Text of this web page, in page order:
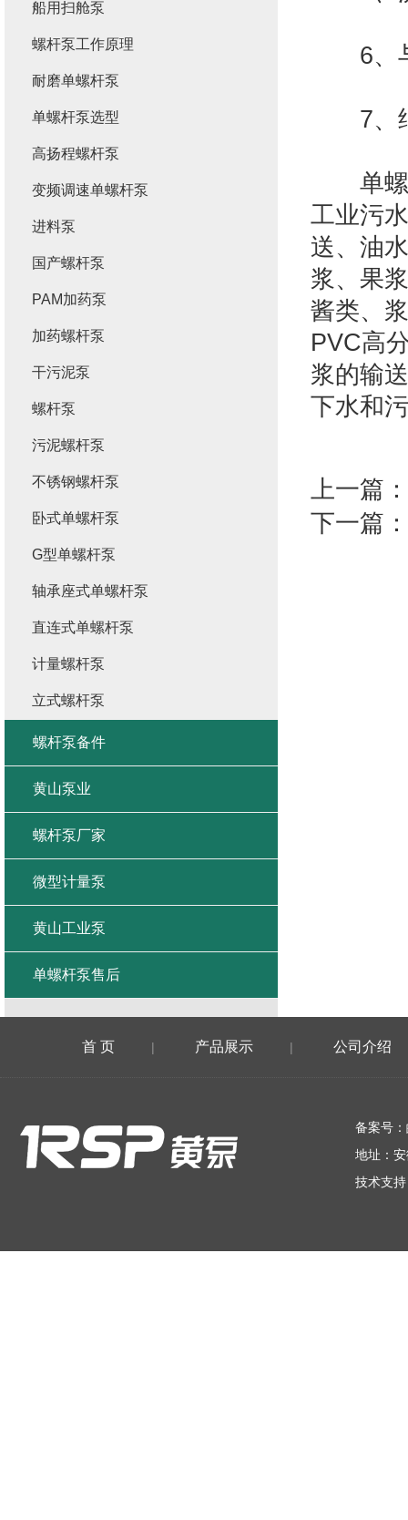
6、与
7、结
单螺
工业污
送、油
浆、果
酱类、
PVC高
浆的输
下水和
上一篇：
下一篇：
船用扫舱泵
螺杆泵工作原理
耐磨单螺杆泵
单螺杆泵选型
高扬程螺杆泵
变频调速单螺杆泵
进料泵
国产螺杆泵
PAM加药泵
加药螺杆泵
干污泥泵
螺杆泵
污泥螺杆泵
不锈钢螺杆泵
卧式单螺杆泵
G型单螺杆泵
轴承座式单螺杆泵
直连式单螺杆泵
计量螺杆泵
立式螺杆泵
螺杆泵备件
黄山泵业
螺杆泵厂家
微型计量泵
黄山工业泵
单螺杆泵售后
首 页 | 产品展示 | 公司介绍
备案号：
地址：
技术支